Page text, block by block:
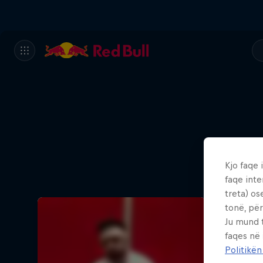
Kjo faqe
faqe
treta)
tonë,
Ju
faqes